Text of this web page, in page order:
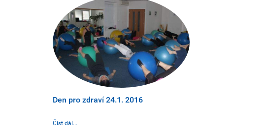
Den pro zdraví 24.1. 2016
Číst dál...